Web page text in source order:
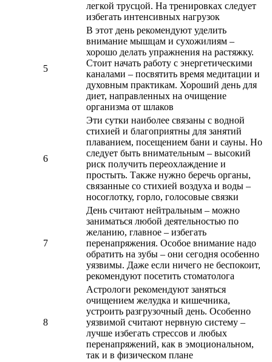
легкой трусцой. На тренировках следует
избегать интенсивных нагрузок
5
В этот день рекомендуют уделить
внимание мышцам и сухожилиям –
хорошо делать упражнения на растяжку.
Стоит начать работу с энергетическими
каналами – посвятить время медитации и
духовным практикам. Хороший день для
диет, направленных на очищение
организма от шлаков
6
Эти сутки наиболее связаны с водной
стихией и благоприятны для занятий
плаванием, посещением бани и сауны. Но
следует быть внимательным – высокий
риск получить переохлаждение и
простыть. Также нужно беречь органы,
связанные со стихией воздуха и воды –
носоглотку, горло, голосовые связки
7
День считают нейтральным – можно
заниматься любой деятельностью по
желанию, главное – избегать
перенапряжения. Особое внимание надо
обратить на зубы – они сегодня особенно
уязвимы. Даже если ничего не беспокоит,
рекомендуют посетить стоматолога
8
Астрологи рекомендуют заняться
очищением желудка и кишечника,
устроить разгрузочный день. Особенно
уязвимой считают нервную систему –
лучше избегать стрессов и любых
перенапряжений, как в эмоциональном,
так и в физическом плане